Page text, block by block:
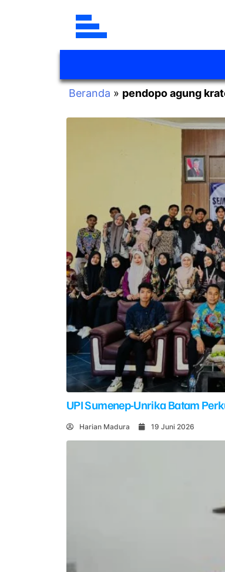
Beranda » pendopo agung
UPI Sumenep-Unrika Batam
Harian Madura 19 Juni 2026